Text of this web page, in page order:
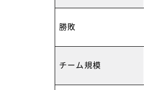
勝敗
チーム規模